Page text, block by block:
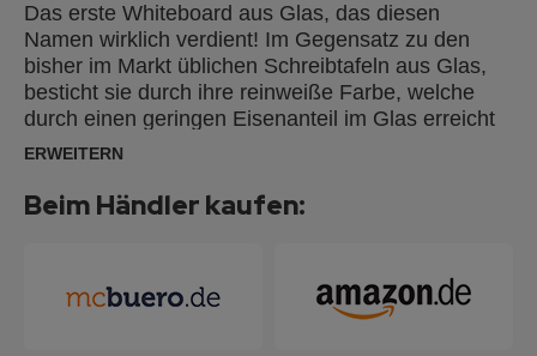
Das erste Whiteboard aus Glas, das diesen
Namen wirklich verdient! Im Gegensatz zu den
bisher im Markt üblichen Schreibtafeln aus Glas,
besticht sie durch ihre reinweiße Farbe, welche
durch einen geringen Eisenanteil im Glas erreicht
wird. Die magnethaftende Tafel ist in
rahmenlose Aufhängung rundet das überzeugende
direkt neben- oder untereinander im Hoch oder
Querformat montiert werden. Lieferung inkl. 2
ERWEITERN
Beim Händler kaufen: